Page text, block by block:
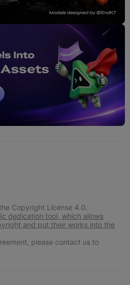
Copyright License 4.0.
dedication tool, which allows
and put their works into the
please contact us to